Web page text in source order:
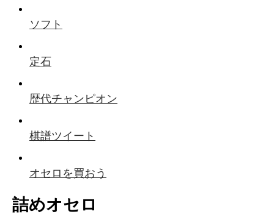
ソフト
定石
歴代チャンピオン
棋譜ツイート
オセロを買おう
詰めオセロ